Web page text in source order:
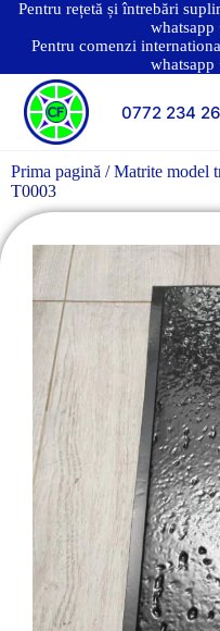
Pentru rețetă și întrebări
whatsapp
Pentru comenzi
whatsapp
0772 234
Prima pagină /Matrite model
T0003